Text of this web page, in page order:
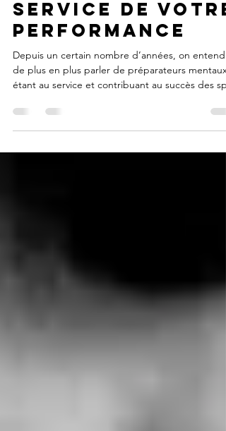
La préparation
mentale au
service de votre
performance
de plus en plus parler de préparateurs mentaux
étant au service et contribuant au succès des sp